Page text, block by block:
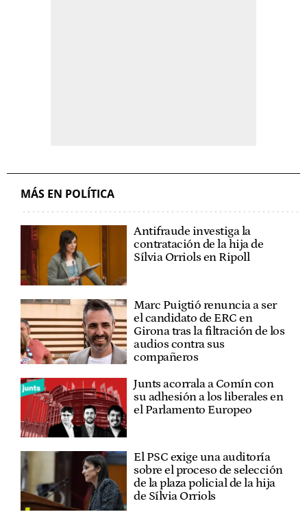
MÁS EN POLÍTICA
Antifraude investiga la
contratación de la hija de
Sílvia Orriols en Ripoll
Marc Puigtió renuncia a ser
el candidato de ERC en
Girona tras la filtración de los
audios contra sus
compañeros
Junts acorrala a Comín con
su adhesión a los liberales en
el Parlamento Europeo
El PSC exige una auditoría
sobre el proceso de selección
de la plaza policial de la hija
de Sílvia Orriols